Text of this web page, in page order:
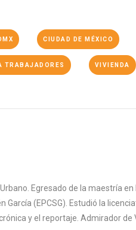
CIUDAD DE MÉXICO
TRABAJADORES VIVIENDA
Egresado de la maestría
García (EPCSG). Estudió la
y el reportaje. Admirador